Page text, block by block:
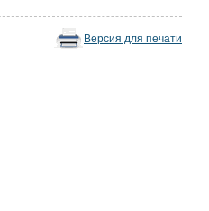
Версия для печати